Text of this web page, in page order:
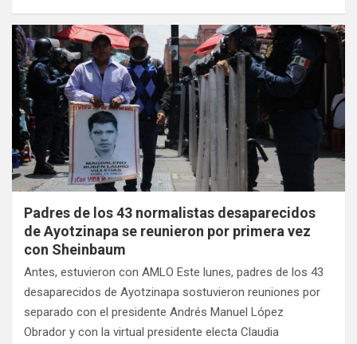
Padres de los 43 normalistas desaparecidos
de Ayotzinapa se reunieron por primera vez
con Sheinbaum
Antes, estuvieron con AMLO Este lunes, padres de los 43
desaparecidos de Ayotzinapa sostuvieron reuniones por
separado con el presidente Andrés Manuel López
Obrador y con la virtual presidente electa Claudia